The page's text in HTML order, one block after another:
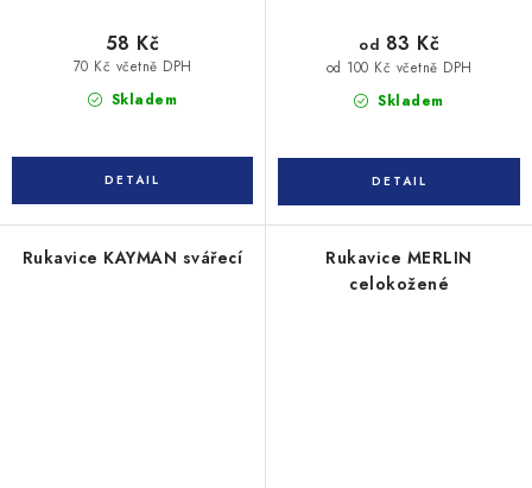
Skladem
70 Kč včetně DPH
58 Kč
Skladem
od 100 Kč včetně DPH
od 83 Kč
Rukavice KAYMAN svářecí
Rukavice MERLIN
celokožené